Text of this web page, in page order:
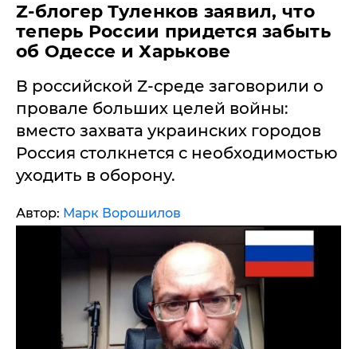
Z-блогер Туленков заявил, что
теперь России придется забыть
об Одессе и Харькове
В российской Z-среде заговорили о
провале больших целей войны:
вместо захвата украинских городов
Россия столкнется с необходимостью
уходить в оборону.
Автор: Марк Ворошилов